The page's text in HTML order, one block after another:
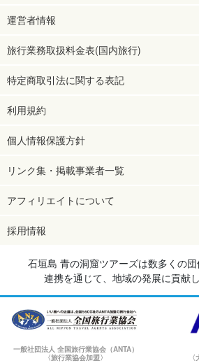
運営者情報
旅行業務取扱料金表(国内旅行)
特定商取引法に関する表記
利用規約
個人情報保護方針
リンク集・掲載事業者一覧
アフィリエイトについて
採用情報
石垣島 青の洞窟ツアーズは数多くの
連携を通じて、地域の発展に貢献し
一般社団法人 全国旅行業協会（ANTA）
〈旅行業協会加盟〉